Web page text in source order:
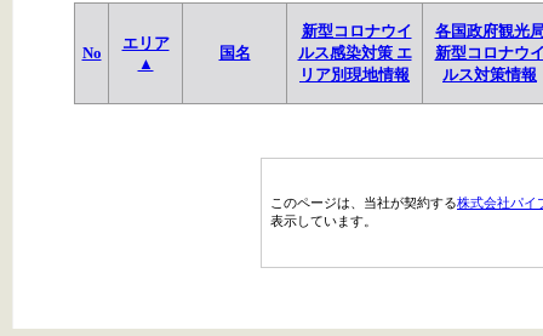
No
エリア
▲
国名
新型コロナウイ
ルス感染対策 エ
リア別現地情報
各国政府観光
新型コロナウ
ルス対策情報
このページは、当社が契約する株式会社パイ
表示しています。